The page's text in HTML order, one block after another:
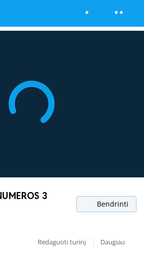
3
Bendrinti
Redaguoti turinį
Daugiau